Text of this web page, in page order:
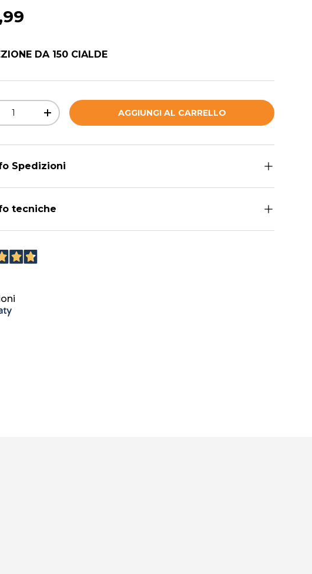
normale
DA 150 CIALDE
LA QUANTITÀ
AUMENTA LA QUANTITÀAGGIUNGI AL CARRELLO
Spedizioni
tecniche